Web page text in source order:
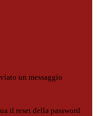
un messaggio
il reset della password